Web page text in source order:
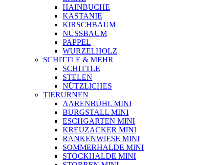
HAINBUCHE
KASTANIE
KIRSCHBAUM
NUSSBAUM
PAPPEL
WURZELHOLZ
SCHITTLE & MEHR
SCHITTLE
STELEN
NÜTZLICHES
TIERURNEN
AARENBÜHL MINI
BURGSTALL MINI
ESCHGARTEN MINI
KREUZACKER MINI
RANKENWIESE MINI
SOMMERHALDE MINI
STOCKHALDE MINI